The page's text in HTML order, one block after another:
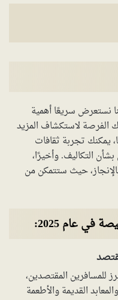
نستعرض سريعًا أهمية
الفرصة لاستكشاف المزيد
يمكنك تجربة ثقافات
التكاليف. وأخيرًا،
حيث ستتمكن من
عام 2025:
للمسافرين المقتصدين،
القديمة والأطعمة